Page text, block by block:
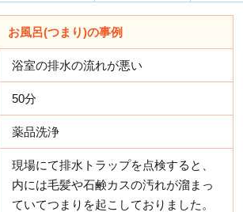
お風呂(つまり)の事例
浴室の排水の流れが悪い
50分
薬品洗浄
現場にて排水トラップを点検すると、
内には毛髪や石鹸カスの汚れが溜まっ
ていてつまりを起こしておりました。